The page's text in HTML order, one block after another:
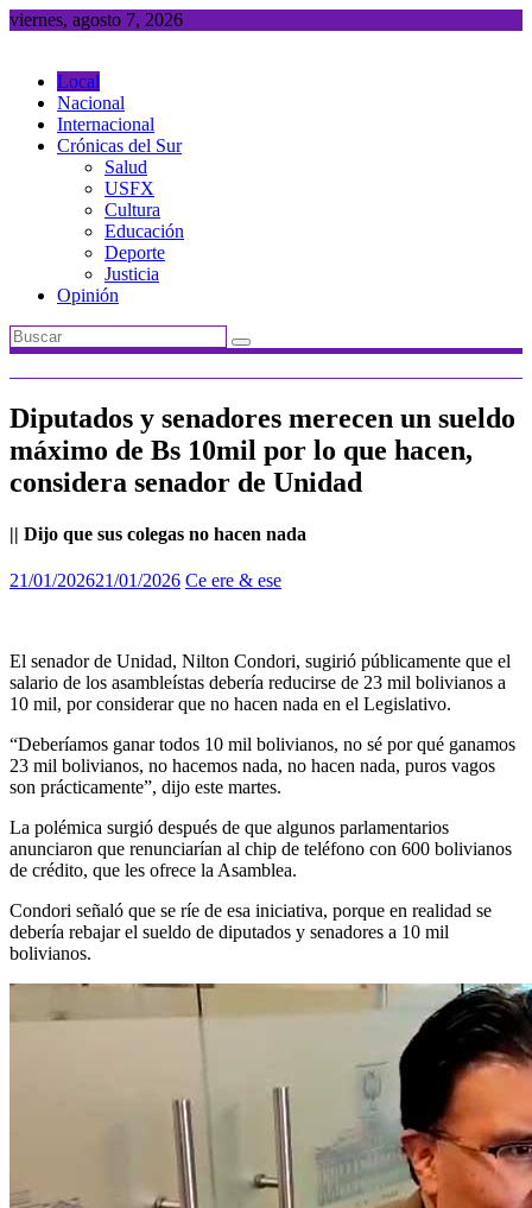
Saltar
viernes, agosto 7, 2026
Local
Nacional
Internacional
Crónicas del Sur
Salud
USFX
Cultura
Educación
Deporte
Justicia
Opinión
Diputados y senadores merecen un sueldo
máximo de Bs 10mil por lo que hacen,
considera senador de Unidad
|| Dijo que sus colegas no hacen nada
21/01/202621/01/2026 Ce ere & ese
El senador de Unidad, Nilton Condori, sugirió públicamente que el
salario de los asambleístas debería reducirse de 23 mil bolivianos a
10 mil, por considerar que no hacen nada en el Legislativo.
“Deberíamos ganar todos 10 mil bolivianos, no sé por qué ganamos
23 mil bolivianos, no hacemos nada, no hacen nada, puros vagos
son prácticamente”, dijo este martes.
La polémica surgió después de que algunos parlamentarios
anunciaron que renunciarían al chip de teléfono con 600 bolivianos
de crédito, que les ofrece la Asamblea.
Condori señaló que se ríe de esa iniciativa, porque en realidad se
debería rebajar el sueldo de diputados y senadores a 10 mil
bolivianos.